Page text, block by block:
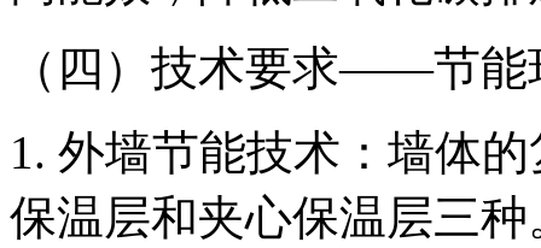
（四）技术要求——节能
1. 外墙节能技术：墙体
保温层和夹心保温层三